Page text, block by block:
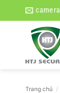
Trang chủ /